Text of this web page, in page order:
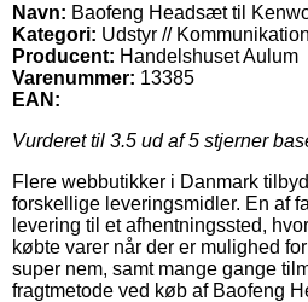
Navn: Baofeng Headsæt til
Kategori: Udstyr //
Producent: Handelshuset Aulum
Varenummer: 13385
EAN:
Vurderet til 3.5 ud af 5 stjerner
Flere webbutikker i Danmark
forskellige leveringsmidler. En af
levering til et afhentningssted,
købte varer når der er mulighed
super nem, samt mange gange
fragtmetode ved køb af Baofeng